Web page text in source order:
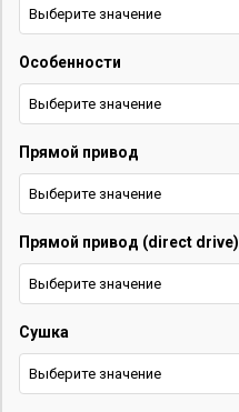
Электротранспорт
+375 33 653 41 34
Обратный звонок
О нас
Контакты
Услуги
Новости
Выберите значение
Особенности
Выберите значение
Прямой привод
Выберите значение
Прямой привод (direct drive)
Выберите значение
Сушка
Выберите значение